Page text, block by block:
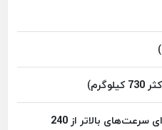
ZR (مناسب برای سرعت‌های بالاتر از 240